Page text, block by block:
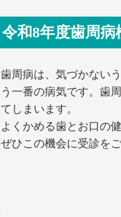
令和8年度歯周病
歯周病は、気づかない
う一番の病気です。歯
てしまいます。
よくかめる歯とお口の
ぜひこの機会に受診を